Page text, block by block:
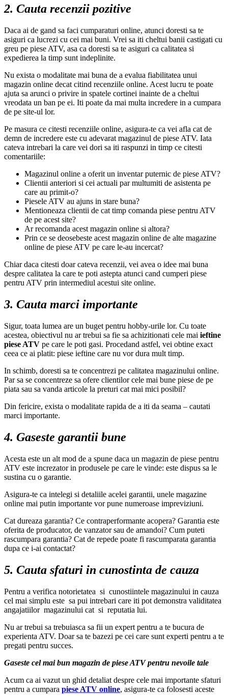
2. Cauta recenzii pozitive
Daca ai de gand sa faci cumparaturi online, atunci doresti sa te
asiguri ca lucrezi cu cei mai buni. Vrei sa iti cheltui banii castigati cu
greu pe piese ATV, asa ca doresti sa te asiguri ca calitatea si
expedierea la timp sunt indeplinite.
Nu exista o modalitate mai buna de a evalua fiabilitatea unui
magazin online decat citind recenziile online. Acest lucru te poate
ajuta sa arunci o privire in spatele cortinei inainte de a cheltui
vreodata un ban pe ei. Iti poate da mai multa incredere in a cumpara
de pe site-ul lor.
Pe masura ce citesti recenziile online, asigura-te ca vei afla cat de
demn de incredere este cu adevarat magazinul de piese ATV. Iata
cateva intrebari la care vei dori sa iti raspunzi in timp ce citesti
comentariile:
Magazinul online a oferit un inventar puternic de piese ATV?
Clientii anteriori si cei actuali par multumiti de asistenta pe
care au primit-o?
Piesele ATV au ajuns in stare buna?
Mentioneaza clientii de cat timp comanda piese pentru ATV
de pe acest site?
Ar recomanda acest magazin online si altora?
Prin ce se deosebeste acest magazin online de alte magazine
online de piese ATV pe care le-au incercat?
Chiar daca citesti doar cateva recenzii, vei avea o idee mai buna
despre calitatea la care te poti astepta atunci cand cumperi piese
pentru ATV prin intermediul acestui site online.
3. Cauta marci importante
Sigur, toata lumea are un buget pentru hobby-urile lor. Cu toate
acestea, obiectivul nu ar trebui sa fie sa achizitionati cele mai ieftine
piese ATV pe care le poti gasi. Procedand astfel, vei obtine exact
ceea ce ai platit: piese ieftine care nu vor dura mult timp.
In schimb, doresti sa te concentrezi pe calitatea magazinului online.
Par sa se concentreze sa ofere clientilor cele mai bune piese de pe
piata sau sa vanda articole la preturi cat mai mici posibil?
Din fericire, exista o modalitate rapida de a iti da seama – cautati
marci importante.
4. Gaseste garantii bune
Acesta este un alt mod de a spune daca un magazin de piese pentru
ATV este increzator in produsele pe care le vinde: este dispus sa le
sustina cu o garantie.
Asigura-te ca intelegi si detaliile acelei garantii, unele magazine
online mai putin importante vor pune numeroase impreviziuni.
Cat dureaza garantia? Ce contraperformante acopera? Garantia este
oferita de producator, de vanzator sau de amandoi? Cum puteti
rascumpara garantia? Cat de repede poate fi rascumparata garantia
dupa ce i-ai contactat?
5. Cauta sfaturi in cunostinta de cauza
Pentru a verifica notorietatea si cunostiintele magazinului in cauza
cel mai simplu este sa pui intrebari care iti pot demonstra validitatea
angajatiilor magazinului cat si reputatia lui.
Nu ar trebui sa trebuiasca sa fii un expert pentru a te bucura de
experienta ATV. Doar sa te bazezi pe cei care sunt experti pentru a te
pregati pentru succes.
Gaseste cel mai bun magazin de piese ATV pentru nevoile tale
Acum ca ai vazut un ghid detaliat despre cele mai importante sfaturi
pentru a cumpara piese ATV online, asigura-te ca folosesti aceste